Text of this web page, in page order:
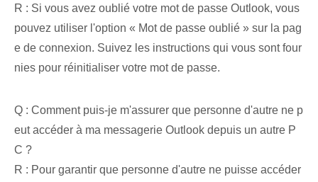
R : ‌Si vous avez ⁢oublié votre ⁢mot de passe Outlook, vous
pouvez utiliser l'option « Mot de passe oublié »⁤ sur la pag
e de connexion. Suivez les instructions‌ qui vous sont four
nies pour réinitialiser votre mot de passe.
Q : Comment puis-je m'assurer que personne d'autre ne p
eut accéder à ma messagerie Outlook depuis un autre P
C ?
R : Pour garantir que personne d'autre ne puisse accéder